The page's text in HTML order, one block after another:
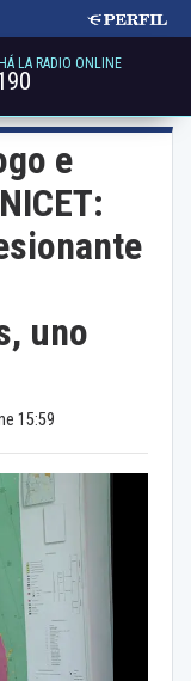
LA RADIO ONLINE
e
uno
15:59